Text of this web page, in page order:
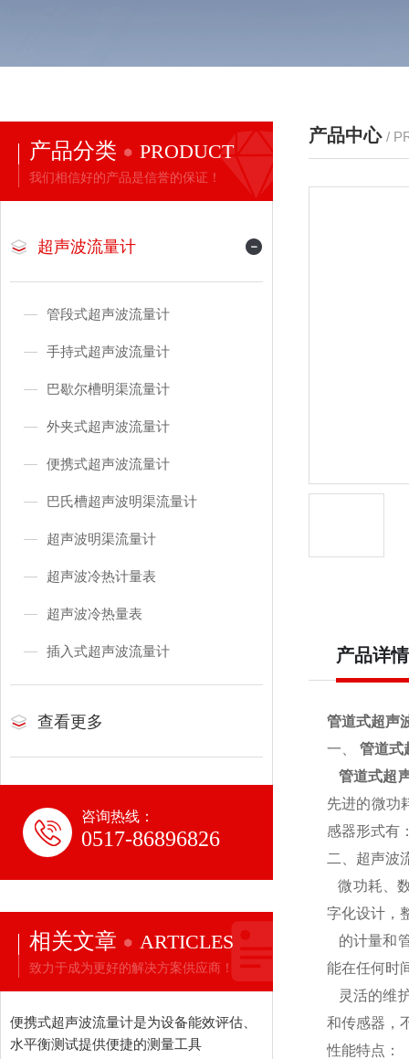
产品分类 PRODUCT
我们相信好的产品是信誉的保证！
超声波流量计
管段式超声波流量计
手持式超声波流量计
巴歇尔槽明渠流量计
外夹式超声波流量计
便携式超声波流量计
巴氏槽超声波明渠流量计
超声波明渠流量计
超声波冷热计量表
超声波冷热量表
插入式超声波流量计
查看更多
咨询热线：
0517-86896826
相关文章 ARTICLES
致力于成为更好的解决方案供应商！
便携式超声波流量计是为设备能效评估、
水平衡测试提供便捷的测量工具
产品中心 /
产品详情
管道式超声
一、 管道式
管道式超
先进的微功
感器形式有
二、超声波
微功耗、
字化设计，
的计量和
能在任何时
灵活的维
和传感器，
性能特点：